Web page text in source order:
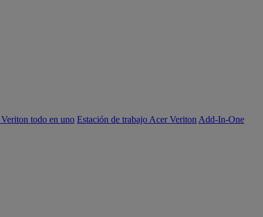
todo en uno Estación de trabajo Acer Veriton Add-In-One